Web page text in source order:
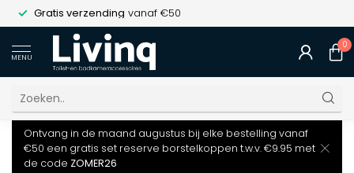
Gratis verzending vanaf €50
MENU
0
Ontvang in de maand augustus bij elke bestelling vanaf
€50 een gratis set reserve borstelkoppen t.w.v. €9.95 met
de code ZOMER26